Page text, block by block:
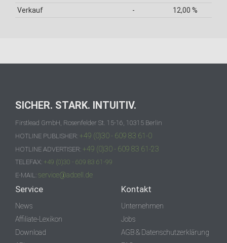
Verkauf
- 12,00 %
SICHER. STARK. INTUITIV.
Firstlead GmbH, Rosenfelder St. 15-16, 10315 Berlin
HOTLINE PUBLISHER: +49 (0)30 - 609 83 61-0
HOTLINE ADVERTISER: +49 (0)30 - 609 83 61-23
TELEFAX: +49 (0)30 - 609 83 61-99
E-MAIL: service@adcell.de
Service
News
Affiliate-Lexikon
Download
Kontakt
Unternehmen
Jobs
AGB & Datenschutzerklärung